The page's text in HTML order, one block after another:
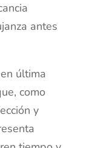
antes
última
como
y